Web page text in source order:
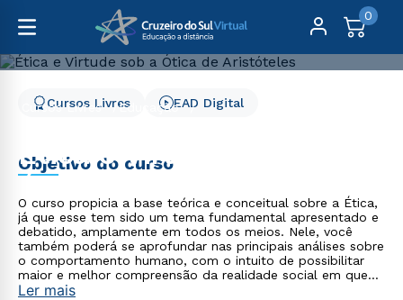
0
Cursos Livres
Educação
Ética e Virtude sob a
Ótica de Aristóteles
Cursos Livres EAD Digital
Objetivo do curso
O curso propicia a base teórica e conceitual sobre a Ética,
já que esse tem sido um tema fundamental apresentado e
debatido, amplamente em todos os meios. Nele, você
também poderá se aprofundar nas principais análises sobre
o comportamento humano, com o intuito de possibilitar
maior e melhor compreensão da realidade social em que
vivemos. Ao final do curso, você será capaz de aplicar os
Ler mais